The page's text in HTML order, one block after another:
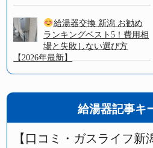
給湯器交換 新潟 お勧め
ランキングベスト5！費用相
場と失敗しない選び方
【2026年最新】
給湯器記事キ
【口コミ・ガスライフ